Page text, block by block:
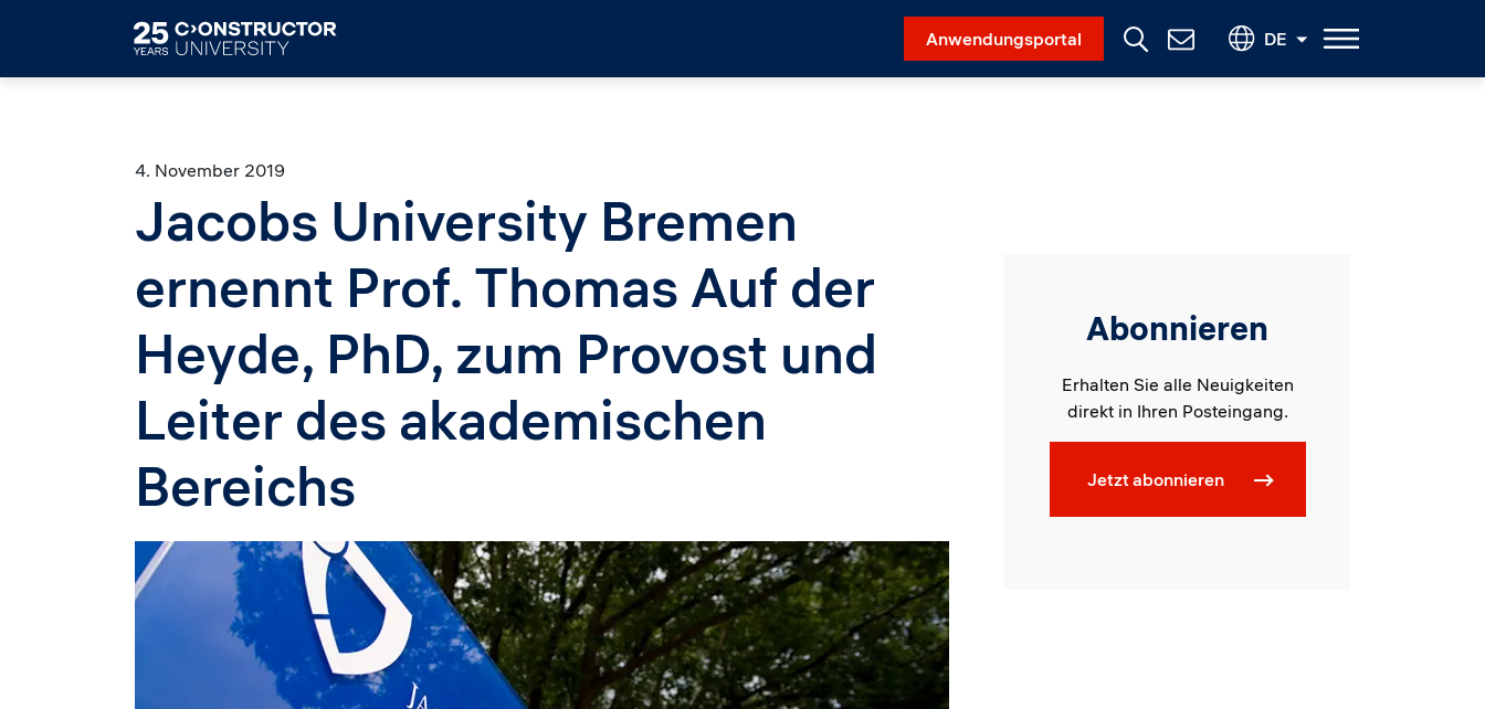
Anwendungsportal
Contact
Us
DE
4. November 2019
Jacobs University Bremen
ernennt Prof. Thomas Auf der
Heyde, PhD, zum Provost und
Leiter des akademischen
Bereichs
Image
Abonnieren
Erhalten Sie alle Neuigkeiten
direkt in Ihren Posteingang.
Jetzt abonnieren